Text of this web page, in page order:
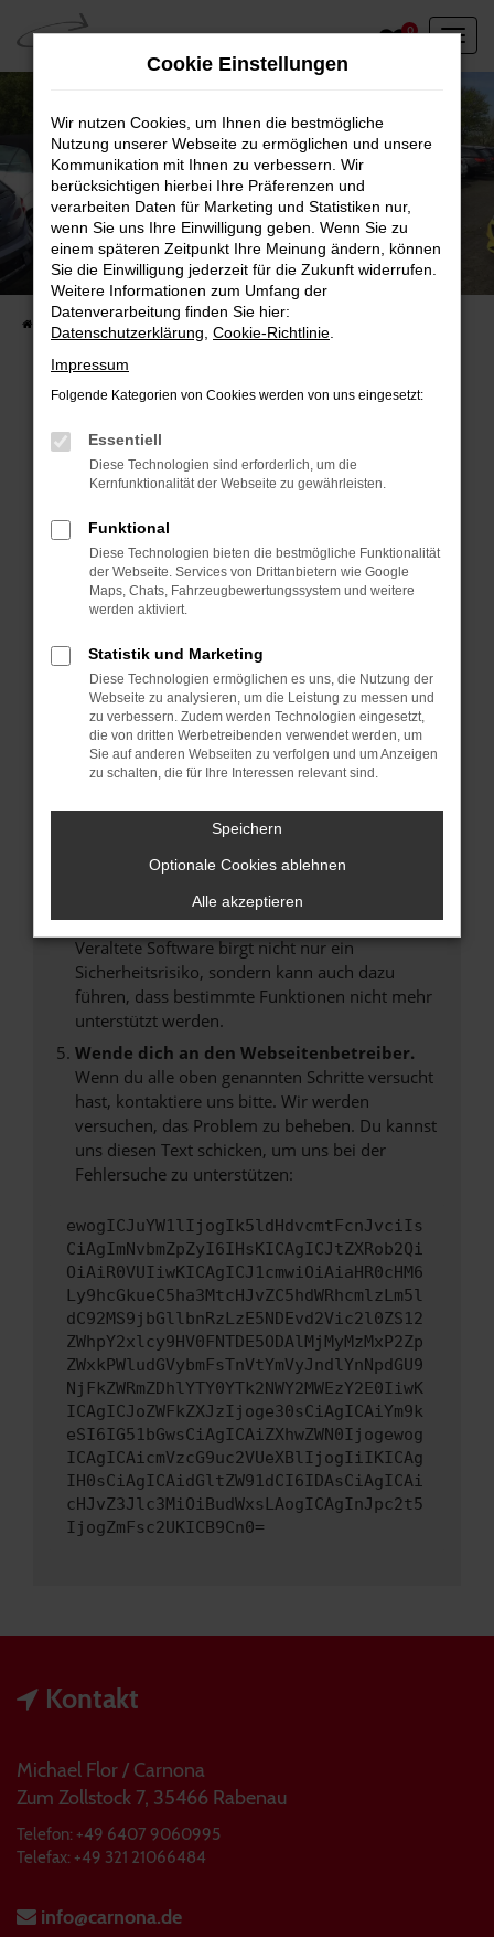
Zum
Hauptinhalt
springen
0
Unser Fahrzeugbestand vor Ort
Entdecken Sie unsere sofort verfügbaren
Fahrzeugangebote
Fehler: Network Error
Beim Laden ist ein Fehler aufgetreten.
Hier sind ein paar Tipps, die dir helfen können:
Überprüfe deine Firewall und deine
Internetverbindung.
Laden andere Webseiten, zum Beispiel deine
Suchmaschine?
Manche Erweiterungen, wie Werbeblocker,
können das Laden bestimmter Seiten
verhindern. Funktioniert die Seite in einem
anderen Browser oder in einem privaten
Fenster?
Das kann manchmal helfen, vorübergehende
Probleme zu beheben.
Stelle sicher, dass dein Browser und dein
Betriebssystem auf dem neuesten Stand
sind.
Veraltete Software birgt nicht nur ein
Sicherheitsrisiko, sondern kann auch dazu
führen, dass bestimmte Funktionen nicht mehr
unterstützt werden.
Wende dich an den Webseitenbetreiber.
Wenn du alle oben genannten Schritte versucht
hast, kontaktiere uns bitte. Wir werden
versuchen, das Problem zu beheben. Du kannst
uns diesen Text schicken, um uns bei der
Fehlersuche zu unterstützen:
ewogICJuYW1lIjogIk5ldHdvcmtFcnJvciIs
CiAgImNvbmZpZyI6IHsKICAgICJtZXRob2Qi
OiAiR0VUIiwKICAgICJ1cmwiOiAiaHR0cHM6
Ly9hcGkueC5ha3MtcHJvZC5hdWRhcmlzLm5l
dC92MS9jbGllbnRzLzE5NDEvd2Vic2l0ZS12
ZWhpY2xlcy9HV0FNTDE5ODAlMjMyMzMxP2Zp
ZWxkPWludGVybmFsTnVtYmVyJndlYnNpdGU9
NjFkZWRmZDhlYTY0YTk2NWY2MWEzY2E0IiwK
ICAgICJoZWFkZXJzIjoge30sCiAgICAiYm9k
eSI6IG51bGwsCiAgICAiZXhwZWN0Ijogewog
ICAgICAicmVzcG9uc2VUeXBlIjogIiIKICAg
IH0sCiAgICAidGltZW91dCI6IDAsCiAgICAi
cHJvZ3Jlc3MiOiBudWxsLAogICAgInJpc2t5
IjogZmFsc2UKICB9Cn0=
Kontakt
Michael Flor / Carnona
Zum Zollstock 7, 35466 Rabenau
Telefon: +49 6407 9060995
Telefax: +49 321 21066484
info@carnona.de
Cookie Einstellungen
Wir nutzen Cookies, um Ihnen die bestmögliche
Nutzung unserer Webseite zu ermöglichen und unsere
Kommunikation mit Ihnen zu verbessern. Wir
berücksichtigen hierbei Ihre Präferenzen und
verarbeiten Daten für Marketing und Statistiken nur,
wenn Sie uns Ihre Einwilligung geben. Wenn Sie zu
einem späteren Zeitpunkt Ihre Meinung ändern, können
Sie die Einwilligung jederzeit für die Zukunft widerrufen.
Weitere Informationen zum Umfang der
Datenverarbeitung finden Sie hier:
Datenschutzerklärung Cookie-Richtlinie
Impressum
Folgende Kategorien von Cookies werden von uns eingesetzt:
Essentiell
Diese Technologien sind erforderlich, um die
Kernfunktionalität der Webseite zu gewährleisten.
Funktional
Diese Technologien bieten die bestmögliche Funktionalität
der Webseite. Services von Drittanbietern wie Google
Maps, Chats, Fahrzeugbewertungssystem und weitere
werden aktiviert.
Statistik und Marketing
Diese Technologien ermöglichen es uns, die Nutzung der
Webseite zu analysieren, um die Leistung zu messen und
zu verbessern. Zudem werden Technologien eingesetzt,
die von dritten Werbetreibenden verwendet werden, um
Sie auf anderen Webseiten zu verfolgen und um Anzeigen
zu schalten, die für Ihre Interessen relevant sind.
Speichern
Optionale Cookies ablehnen
Alle akzeptieren